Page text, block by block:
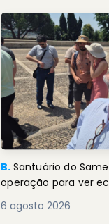
B. Santuário do
operação para ver
6 agosto 2026